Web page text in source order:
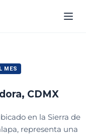
MES
CDMX
en la Sierra de
representa una